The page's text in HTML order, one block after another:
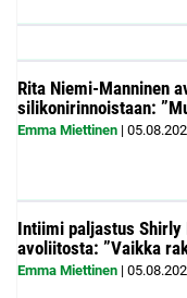
Rita Niemi-Manninen
silikonirinnoistaan:
Emma Miettinen |
Intiimi paljastus Shirly
avoliitosta: ”Vaikka
Emma Miettinen |